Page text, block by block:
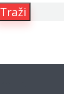
Traži